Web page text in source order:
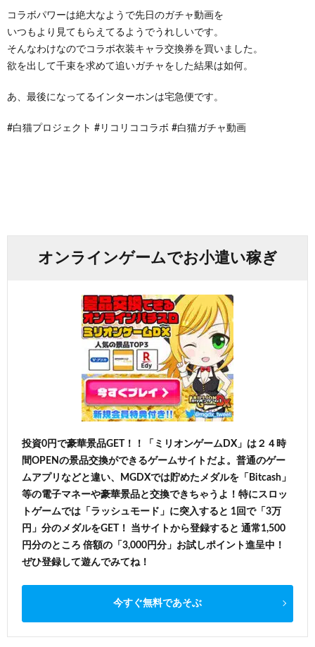
コラボパワーは絶大なようで先日のガチャ動画を
いつもより見てもらえてるようでうれしいです。
そんなわけなのでコラボ衣装キャラ交換券を買いました。
欲を出して千束を求めて追いガチャをした結果は如何。
あ、最後になってるインターホンは宅急便です。
#白猫プロジェクト #リコリココラボ #白猫ガチャ動画
オンラインゲームでお小遣い稼ぎ
投資0円で豪華景品GET！！「ミリオンゲームDX」は２４時
間OPENの景品交換ができるゲームサイトだよ。普通のゲー
ムアプリなどと違い、MGDXでは貯めたメダルを「Bitcash」
等の電子マネーや豪華景品と交換できちゃうよ！特にスロッ
トゲームでは「ラッシュモード」に突入すると 1回で「3万
円」分のメダルをGET！ 当サイトから登録すると 通常1,500
円分のところ 倍額の「3,000円分」お試しポイント進呈中！
ぜひ登録して遊んでみてね！
今すぐ無料であそぶ